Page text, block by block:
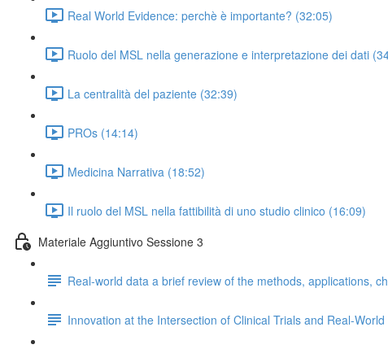
Real World Evidence: perchè è importante? (32:05)
Ruolo del MSL nella generazione e interpretazione dei dati
La centralità del paziente (32:39)
PROs (14:14)
Medicina Narrativa (18:52)
Il ruolo del MSL nella fattibilità di uno studio clinico (16:09)
Materiale Aggiuntivo Sessione 3
Real-world data a brief review of the methods, applications,
Innovation at the Intersection of Clinical Trials and Real-